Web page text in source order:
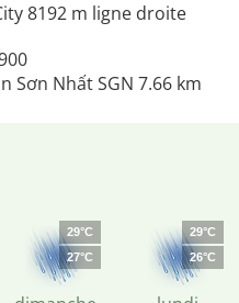
8192 m ligne droite
Nhất SGN 7.66 km
29°C
27°C
29°C
26°C